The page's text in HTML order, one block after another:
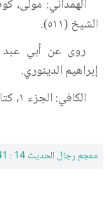
الهمداني: مولى،
الشيخ (٥١١).
روى عن أبي عبد
إبراهيم الدينوري.
الكافي: الجزء ١، كتاب الحجة ٤، باب نادر ١٠٧، الحديث ٢.
معجم رجال الحديث 14 : 41